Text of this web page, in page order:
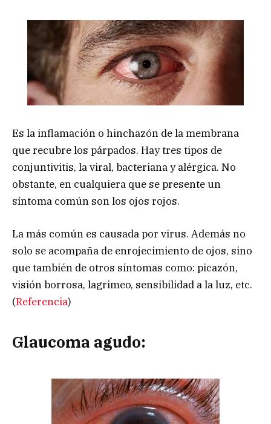
Es la inflamación o hinchazón de la membrana
que recubre los párpados. Hay tres tipos de
conjuntivitis, la viral, bacteriana y alérgica. No
obstante, en cualquiera que se presente un
síntoma común son los ojos rojos.
La más común es causada por virus. Además no
solo se acompaña de enrojecimiento de ojos, sino
que también de otros síntomas como: picazón,
visión borrosa, lagrimeo, sensibilidad a la luz, etc.
(Referencia)
Glaucoma agudo: